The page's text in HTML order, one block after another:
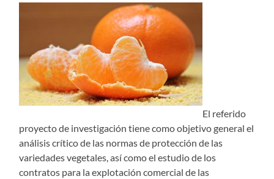
El referido
proyecto de investigación tiene como objetivo general el
análisis crítico de las normas de protección de las
variedades vegetales, así como el estudio de los
contratos para la explotación comercial de las